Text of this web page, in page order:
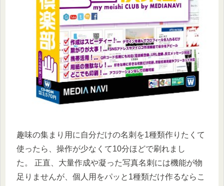
趣味の集まり用に自分だけの名刺を1種類作りたくて
使ったら、操作が少なくて10分ほどで刷れまし
た。 正直、大量作成や凝った写真名刺には機能が物
足りませんが、個人用をパッと1種類だけ作るならこ